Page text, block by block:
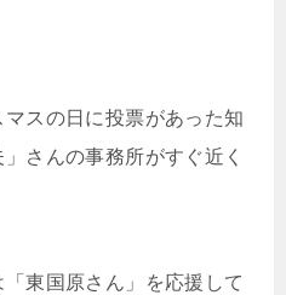
スの日に投票があった知
さんの事務所がすぐ近く
東国原さん」を応援して